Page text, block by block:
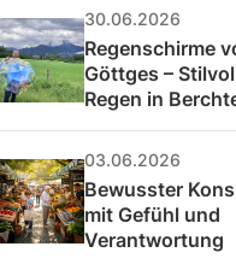
30.06.2026
Regenschirme
Göttges –
Regen in
03.06.2026
Bewusster
mit Gefühl und
Verantwortung